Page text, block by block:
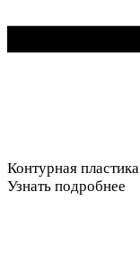
Контурная пластика
Узнать подробнее